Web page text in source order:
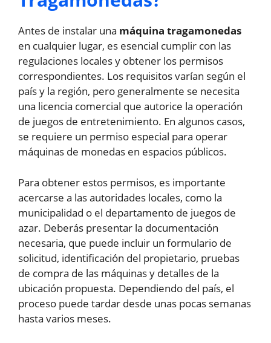
Antes de instalar una máquina tragamonedas
en cualquier lugar, es esencial cumplir con las
regulaciones locales y obtener los permisos
correspondientes. Los requisitos varían según el
país y la región, pero generalmente se necesita
una licencia comercial que autorice la operación
de juegos de entretenimiento. En algunos casos,
se requiere un permiso especial para operar
máquinas de monedas en espacios públicos.
Para obtener estos permisos, es importante
acercarse a las autoridades locales, como la
municipalidad o el departamento de juegos de
azar. Deberás presentar la documentación
necesaria, que puede incluir un formulario de
solicitud, identificación del propietario, pruebas
de compra de las máquinas y detalles de la
ubicación propuesta. Dependiendo del país, el
proceso puede tardar desde unas pocas semanas
hasta varios meses.